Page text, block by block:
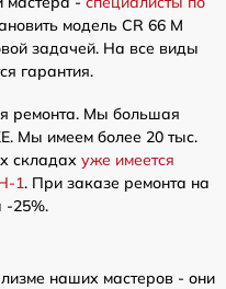
модель CR 66 M
задачей. На все виды
гарантия.
ремонта. Мы большая
Мы имеем более 20 тыс.
складах уже имеется
1. При заказе ремонта на
-25%.
наших мастеров - они